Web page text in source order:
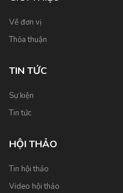
Về đơn vị
Thỏa thuận
TIN TỨC
Sự kiện
Tin tức
HỘI THẢO
Tin hội thảo
Video hội thảo